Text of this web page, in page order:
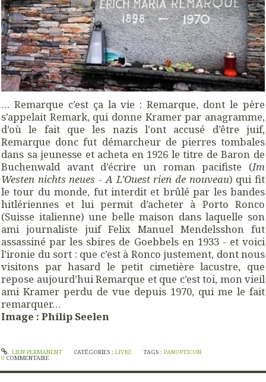
… Remarque c’est ça la vie : Remarque, dont le père
s’appelait Remark, qui donne Kramer par anagramme,
d’où le fait que les nazis l'ont accusé d’être juif,
Remarque donc fut démarcheur de pierres tombales
dans sa jeunesse et acheta en 1926 le titre de Baron de
Buchenwald avant d’écrire un roman pacifiste (Im
Westen nichts neues -A L’Ouest rien de nouveau) qui fit
le tour du monde, fut interdit et brûlé par les bandes
hitlériennes et lui permit d’acheter à Porto Ronco
(Suisse italienne) une belle maison dans laquelle son
ami journaliste juif Felix Manuel Mendelsshon fut
assassiné par les sbires de Goebbels en 1933 - et voici
l’ironie du sort : que c’est à Ronco justement, dont nous
visitons par hasard le petit cimetière lacustre, que
repose aujourd’hui Remarque et que c’est toi, mon vieil
ami Kramer perdu de vue depuis 1970, qui me le fait
remarquer…
Image : Philip Seelen
LIEN PERMANENT CATÉGORIES : LIVRE TAGS :PANOPTICON
0 COMMENTAIRE